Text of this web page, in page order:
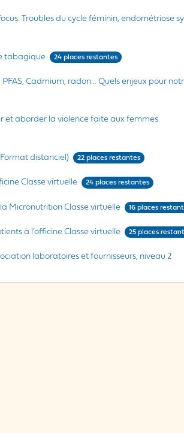
Troubles du cycle féminin, endométriose
tabagique 24 places restantes
Cadmium, radon… Quels enjeux pour
et aborder la violence faite aux femmes
distanciel) 22 places restantes
Classe virtuelle 24 places restantes
Micronutrition Classe virtuelle 16 places
à l’officine Classe virtuelle 25 places
laboratoires et fournisseurs, niveau 2